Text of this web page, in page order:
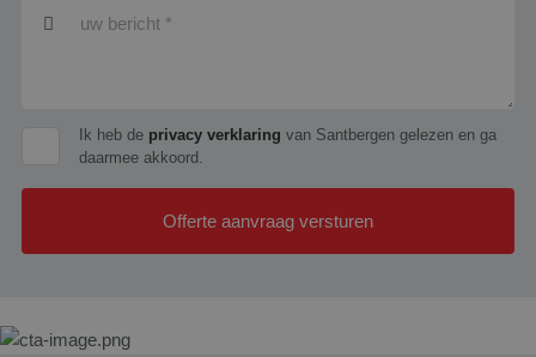
Ik heb de privacy verklaring van Santbergen gelezen en ga
daarmee akkoord.
Offerte aanvraag versturen